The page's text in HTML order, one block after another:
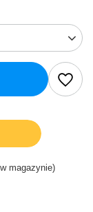
magazynie)